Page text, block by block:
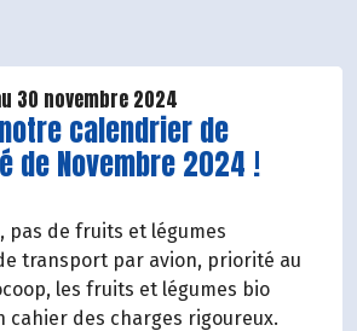
30 novembre 2024
de l'article
calendrier de
de Novembre 2024 !
pas de fruits et légumes
transport par avion, priorité au
les fruits et légumes bio
cahier des charges rigoureux.